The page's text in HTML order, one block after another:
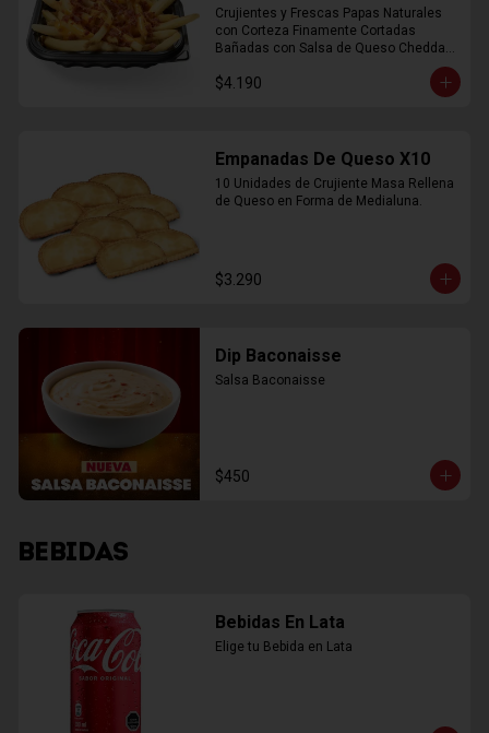
Crujientes y Frescas Papas Naturales
con Corteza Finamente Cortadas
Bañadas con Salsa de Queso Cheddar
$4.190
Empanadas De Queso X10
10 Unidades de Crujiente Masa Rellena
de Queso en Forma de Medialuna.
$3.290
Dip Baconaisse
Salsa Baconaisse
$450
BEBIDAS
Bebidas En Lata
Elige tu Bebida en Lata